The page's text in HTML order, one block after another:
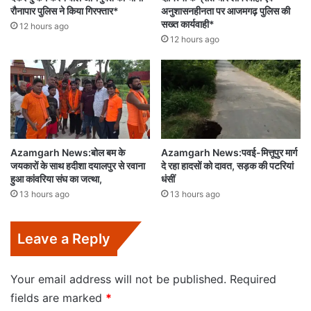
रौनापार पुलिस ने किया गिरफ्तार*
12 hours ago
अनुशासनहीनता पर आजमगढ़ पुलिस की
सख्त कार्यवाही*
12 hours ago
Azamgarh News:बोल बम के
जयकारों के साथ हदीशा दयालपुर से रवाना
हुआ कांवरिया संघ का जत्था,
13 hours ago
Azamgarh News:पवई-मित्तूपुर मार्ग
दे रहा हादसों को दावत, सड़क की पटरियां
धंसीं
13 hours ago
Leave a Reply
Your email address will not be published. Required
fields are marked *